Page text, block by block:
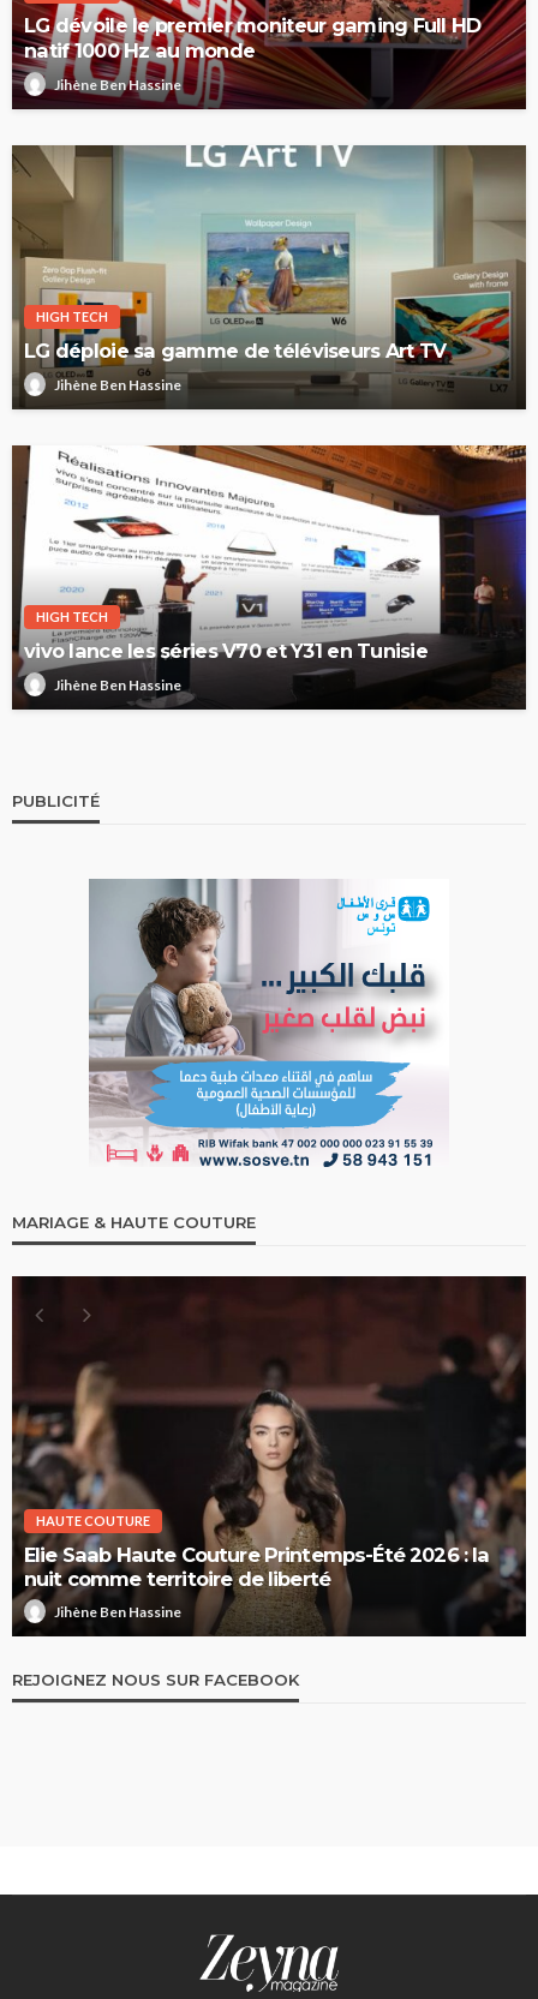
LG dévoile le premier moniteur gaming Full HD
natif 1000 Hz au monde
Jihène Ben Hassine
HIGH TECH
LG déploie sa gamme de téléviseurs Art TV
Jihène Ben Hassine
HIGH TECH
vivo lance les séries V70 et Y31 en Tunisie
Jihène Ben Hassine
PUBLICITÉ
MARIAGE & HAUTE COUTURE
HAUTE COUTURE
Elie Saab Haute Couture Printemps-Été 2026 : la
nuit comme territoire de liberté
Jihène Ben Hassine
REJOIGNEZ NOUS SUR FACEBOOK